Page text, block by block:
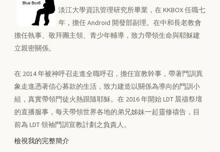
淡江大學資訊管理研究所畢業，在 KKBOX 任職七
年，擔任 Android 開發部副理。在中和長老教會
擔任執事、敬拜團主領、青少年輔導，致力帶領生命與耶穌建
立親密關係。
在 2014 年被神呼召走進全職呼召，擔任宣教幹事，帶著門訓異
象走進憑著信心募款的生活，致力建造以關係為導向的門訓小
組，真實帶領門徒火熱跟隨耶穌。在 2016 年開始 LDT 晨禱祭壇
的直播服事，每天帶領世界各地的弟兄姊妹一起靈修禱告，目
前為 LDT 領袖門訓宣教計劃之負責人。
檢視我的完整簡介